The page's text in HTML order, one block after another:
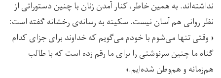
نداشته‌اند. به همین خاطر، کنار آمدن زنان با چنین دستوراتی از
نظر روانی هم آسان نیست. سکینه به رسانه‌ی رخشانه گفته است:
« وقتی تنها می‌شوم با خودم می‌گویم که خداوند برای جزای کدام
گناه ما چنین سرنوشتی را برای ما رقم زده است که با طالب
هم‌زمانه و هم‌وطن شده‌ایم.»